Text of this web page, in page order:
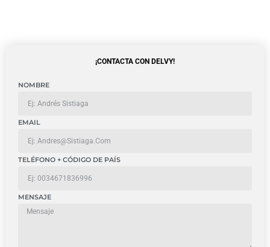
¡CONTACTA CON DELVY!
NOMBRE
EMAIL
TELÉFONO + CÓDIGO DE PAÍS
MENSAJE